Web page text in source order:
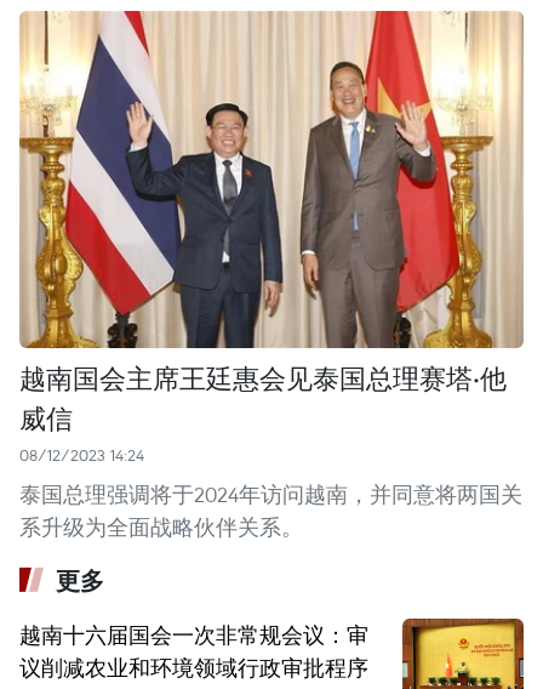
越南国会主席王廷惠会见泰国总理赛塔·他
威信
08/12/2023 14:24
泰国总理强调将于2024年访问越南，并同意将两国关
系升级为全面战略伙伴关系。
更多
越南十六届国会一次非常规会议：审
议削减农业和环境领域行政审批程序